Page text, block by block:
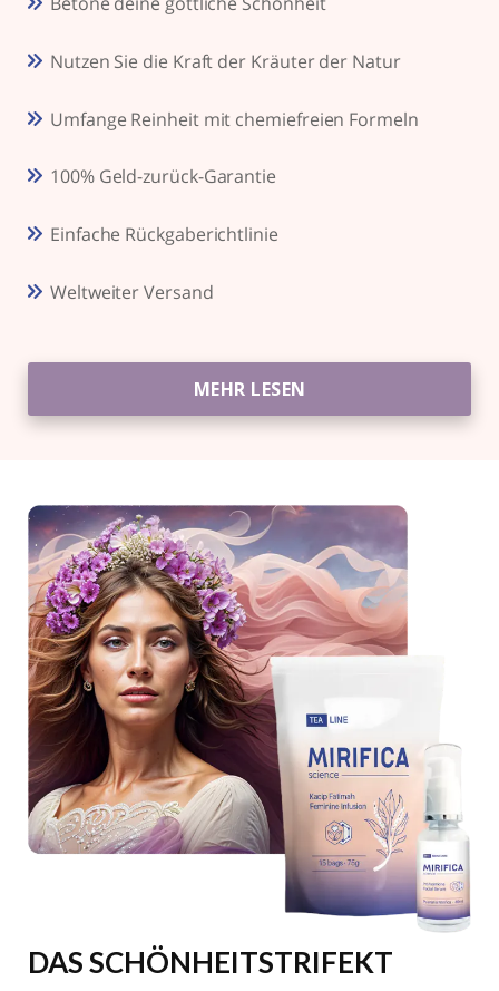
Nutzen Sie die Kraft der Kräuter der Natur
Umfange Reinheit mit chemiefreien Formeln
100% Geld-zurück-Garantie
Einfache Rückgaberichtlinie
Weltweiter Versand
MEHR LESEN
DAS SCHÖNHEITSTRIFEKT